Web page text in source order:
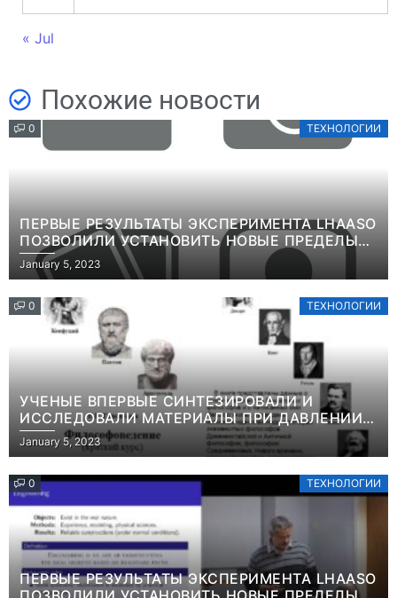
« Jul
Похожие новости
0 ТЕХНОЛОГИИ
ПЕРВЫЕ РЕЗУЛЬТАТЫ ЭКСПЕРИМЕНТА LHAASO
ПОЗВОЛИЛИ УСТАНОВИТЬ НОВЫЕ ПРЕДЕЛЫ
ВРЕМЕНИ ЖИЗНИ ТЯЖЕЛЫХ ЧАСТИЦ ТЕМНОЙ
МАТЕРИИИНФОРМАЦИЯ
January 5, 2023
0 ТЕХНОЛОГИИ
УЧЕНЫЕ ВПЕРВЫЕ СИНТЕЗИРОВАЛИ И
ИССЛЕДОВАЛИ МАТЕРИАЛЫ ПРИ ДАВЛЕНИИ
СВЫШЕ ТЕРАПАСКАЛЯИНФОРМАЦИЯ
January 5, 2023
0 ТЕХНОЛОГИИ
ПЕРВЫЕ РЕЗУЛЬТАТЫ ЭКСПЕРИМЕНТА LHAASO